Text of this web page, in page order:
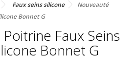
Faux seins silicone
Nouveauté
Bonnet G
Faux Seins
Bonnet G